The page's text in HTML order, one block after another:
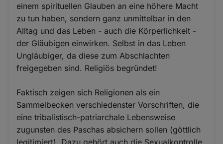
einem spirituellen Glauben an eine höhere Macht
zu tun haben, sondern ganz unmittelbar in den
Alltag und das Leben - auch die Körperlichkeit -
der Gläubigen einwirken. Selbst in das Leben
Ungläubiger, da diese zum Abschlachten
freigegeben sind. Religiös begründet!
Faktisch zeigen sich Religionen als ein
Sammelbecken verschiedenster Vorschriften, die
eine tribalistisch-patriarchale Lebensweise
zugunsten des Paschas absichern sollen (göttlich
legitimiert). Dazu gehört auch die Sexualkontrolle